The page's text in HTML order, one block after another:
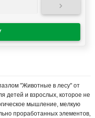

"Животные в лесу" от
детей и взрослых, которое не
мышление, мелкую
проработанных элементов,